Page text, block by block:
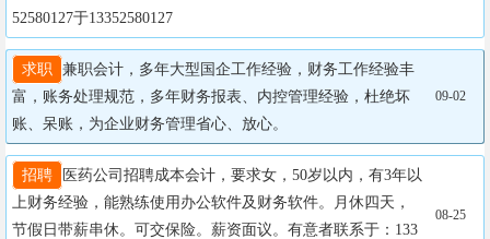
52580127于13352580127
求职
兼职会计，多年大型国企工作经验，财务工作经验丰
富，账务处理规范，多年财务报表、内控管理经验，杜绝坏
账、呆账，为企业财务管理省心、放心。
09-02
招聘
医药公司招聘成本会计，要求女，50岁以内，有3年以
上财务经验，能熟练使用办公软件及财务软件。月休四天，
节假日带薪串休。可交保险。薪资面议。有意者联系于：133
08-25